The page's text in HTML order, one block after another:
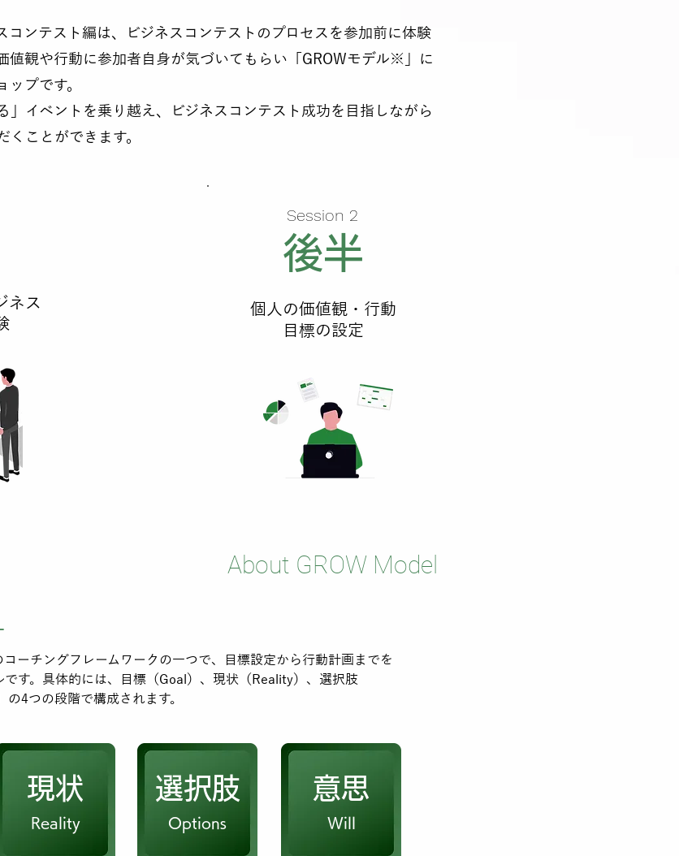
コンテスト編は、ビジネスコンテストのプロセスを参加前に体験
値観や行動に参加者自身が気づいてもらい「GROWモデル※」に
プです。
」イベントを乗り越え、ビジネスコンテスト成功を目指しながら
ことができます。
ネス
後半
Session 2
個人の価値観・行動
目標の設定
コーチングフレームワークの一つで、目標設定から行動計画までを
す。具体的には、目標（Goal）、現状（Reality）、選択肢
の4つの段階で構成されます。
現状
Reality
​選択肢
Options
​意思
Will
About GROW Model